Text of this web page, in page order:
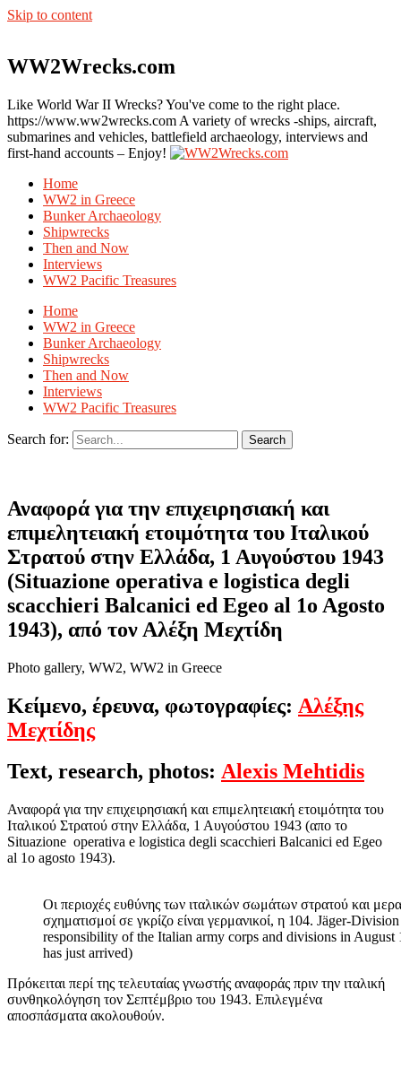
Skip to content
WW2Wrecks.com
Like World War II Wrecks? You've come to the right place.
https://www.ww2wrecks.com A variety of wrecks -ships, aircraft,
submarines and vehicles, battlefield archaeology, interviews and
first-hand accounts – Enjoy!
Home
WW2 in Greece
Bunker Archaeology
Shipwrecks
Then and Now
Interviews
WW2 Pacific Treasures
Home
WW2 in Greece
Bunker Archaeology
Shipwrecks
Then and Now
Interviews
WW2 Pacific Treasures
Search for:
Αναφορά για την επιχειρησιακή και
επιμελητειακή ετοιμότητα του Ιταλικού
Στρατού στην Ελλάδα, 1 Αυγούστου 1943
(Situazione operativa e logistica degli
scacchieri Balcanici ed Egeo al 1o Agosto
1943), από τον Αλέξη Μεχτίδη
Photo gallery, WW2, WW2 in Greece
Κείμενο, έρευνα, φωτογραφίες: Αλέξης
Μεχτίδης
Text, research, photos: Alexis Mehtidis
Αναφορά για την επιχειρησιακή και επιμελητειακή ετοιμότητα του
Ιταλικού Στρατού στην Ελλάδα, 1 Αυγούστου 1943 (απο το
Situazione operativa e logistica degli scacchieri Balcanici ed Egeo
al 1o agosto 1943).
Οι περιοχές ευθύνης των ιταλικών σωμάτων στρατού και
σχηματισμοί σε γκρίζο είναι γερμανικοί, η 104. Jäger-
responsibility of the Italian army corps and divisions in
has just arrived)
Πρόκειται περί της τελευταίας γνωστής αναφοράς πριν την ιταλική
συνθηκολόγηση τον Σεπτέμβριο του 1943. Επιλεγμένα
αποσπάσματα ακολουθούν.